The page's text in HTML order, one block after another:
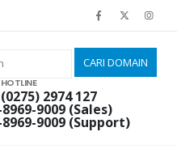
HOTLINE
(0275) 2974 127
9009 (Sales)
8969-9009 (Support)